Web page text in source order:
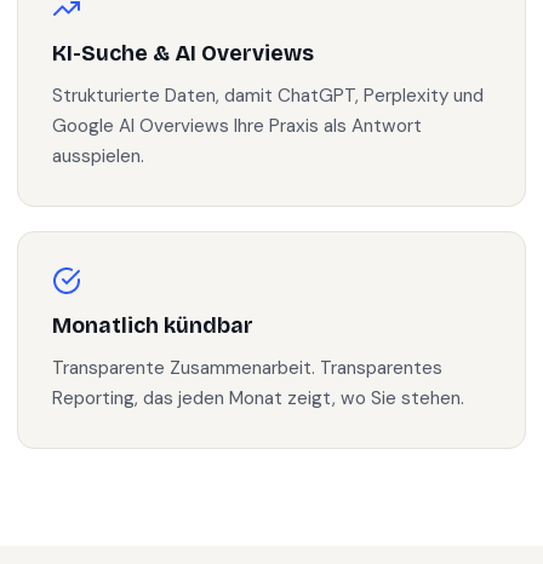
KI-Suche & AI Overviews
Strukturierte Daten, damit ChatGPT, Perplexity und
Google AI Overviews Ihre Praxis als Antwort
ausspielen.
Monatlich kündbar
Transparente Zusammenarbeit. Transparentes
Reporting, das jeden Monat zeigt, wo Sie stehen.